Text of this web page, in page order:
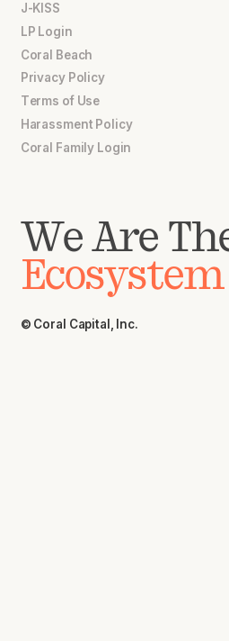
J-KISS
LP Login
Coral Beach
Privacy Policy
Terms of Use
Harassment Policy
Coral Family Login
We Are
Ecosystem
© Coral Capital, Inc.